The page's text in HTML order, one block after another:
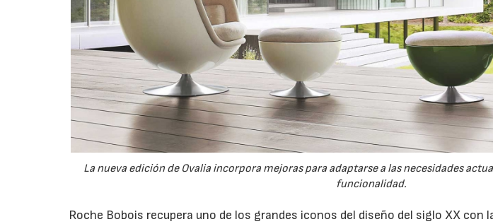
La nueva edición de Ovalia incorpora mejoras para adaptarse a las necesidades
funcionalidad.
Roche Bobois recupera uno de los grandes iconos del diseño del siglo XX con